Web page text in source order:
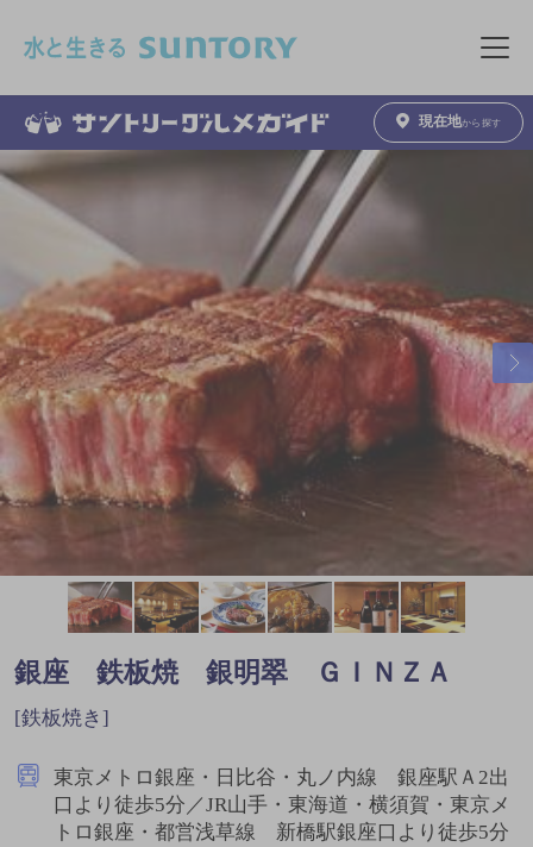
メニュ
現在地から探す
銀座 鉄板焼 銀明翠 ＧＩＮＺＡ
[鉄板焼き]
東京メトロ銀座・日比谷・丸ノ内線 銀座駅Ａ2出
口より徒歩5分／JR山手・東海道・横須賀・東京メ
トロ銀座・都営浅草線 新橋駅銀座口より徒歩5分